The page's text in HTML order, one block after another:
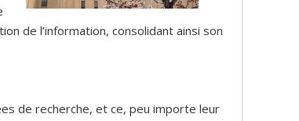
de l’information, consolidant ainsi son
de recherche, et ce, peu importe leur